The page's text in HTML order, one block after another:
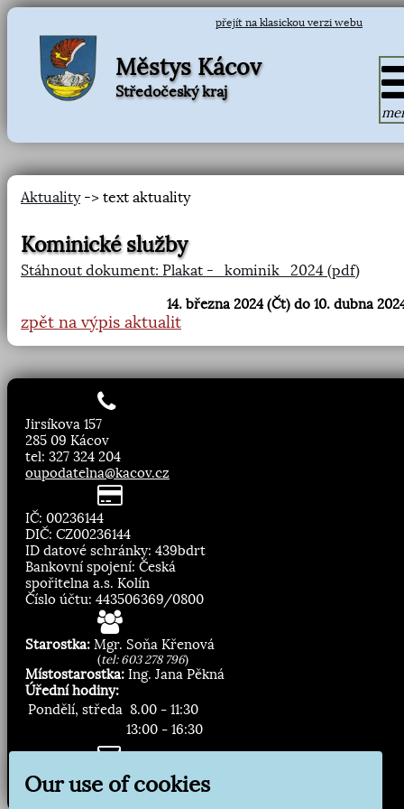
přejít na klasickou verzi webu
Městys Kácov
Středočeský kraj
Aktuality-> text aktuality
Kominické služby
Stáhnout dokument: Plakat -_kominik_2024 (pdf)
14. března 2024 (Čt) do 10. dubna
zpět na výpis aktualit
Jirsíkova 157
285 09 Kácov
tel: 327 324 204
oupodatelna@kacov.cz
IČ: 00236144
DIČ: CZ00236144
ID datové schránky: 439bdrt
Bankovní spojení: Česká
spořitelna a.s. Kolín
Číslo účtu: 443506369/0800
Starostka: Mgr. Soňa Křenová
(tel: 603 278 796)
Místostarostka: Ing. Jana Pěkná
Úřední hodiny:
Pondělí, středa 8.00 - 11:30
13:00 - 16:30
Zasílání novinek:
Our use of cookies